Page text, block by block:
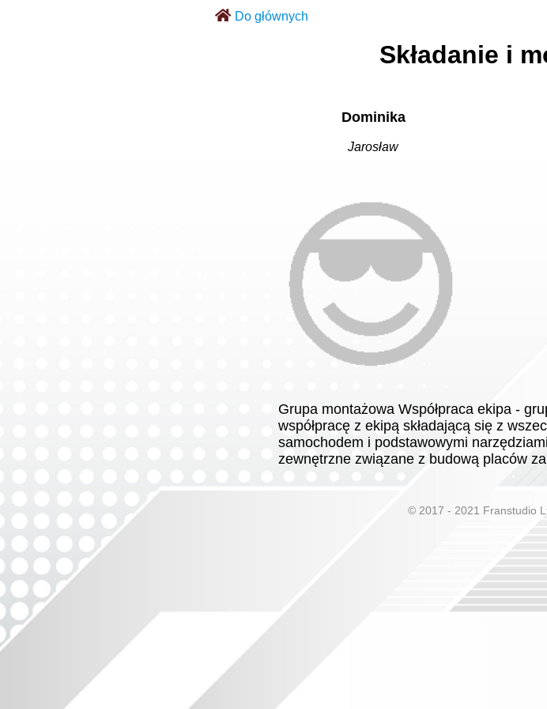
Do głównych
Składanie i
Dominika
Jarosław
Grupa montażowa Współpraca ekipa -
współpracę z ekipą składającą się z
samochodem i podstawowymi
zewnętrzne związane z budową placów
© 2017 - 2021 Franstudio